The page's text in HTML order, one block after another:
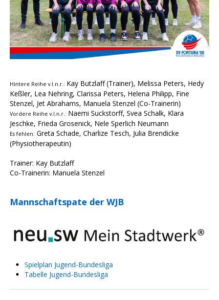
Hintere Reihe v.l.n.r.: Kay Butzlaff (Trainer), Melissa Peters, Hedy
Keßler, Lea Nehring, Clarissa Peters, Helena Philipp, Fine
Stenzel, Jet Abrahams, Manuela Stenzel (Co-Trainerin)
Vordere Reihe v.l.n.r.: Naemi Suckstorff, Svea Schalk, Klara
Jeschke, Frieda Grosenick, Nele Sperlich Neumann
Es fehlen: Greta Schade, Charlize Tesch, Julia Brendicke
(Physiotherapeutin)
Trainer: Kay Butzlaff
Co-Trainerin: Manuela Stenzel
Mannschaftspate der WJB
Spielplan Jugend-Bundesliga
Tabelle Jugend-Bundesliga